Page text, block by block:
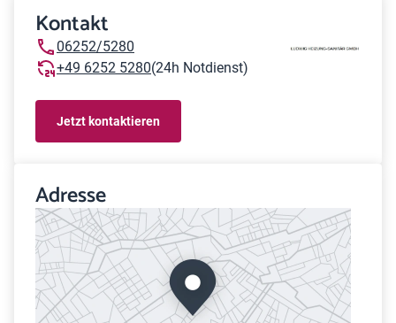
Kontakt
06252/5280
+49 6252 5280(24h Notdienst)
Jetzt kontaktieren
Adresse